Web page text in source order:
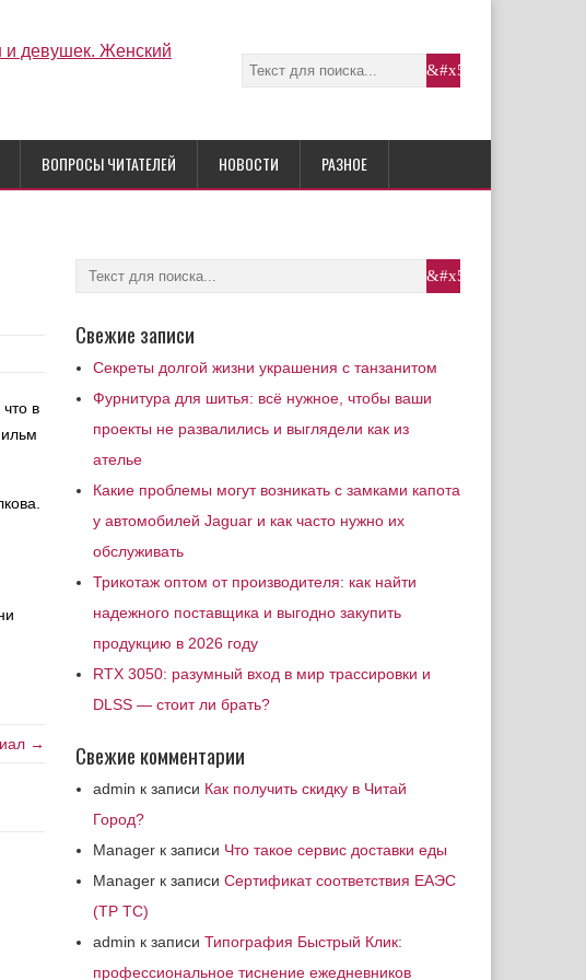
ВОПРОСЫ ЧИТАТЕЛЕЙ НОВОСТИ РАЗНОЕ
в
→
Свежие записи
Секреты долгой жизни украшения с танзанитом
Фурнитура для шитья: всё нужное, чтобы ваши
проекты не развалились и выглядели как из
ателье
Какие проблемы могут возникать с замками капота
у автомобилей Jaguar и как часто нужно их
обслуживать
Трикотаж оптом от производителя: как найти
надежного поставщика и выгодно закупить
продукцию в 2026 году
RTX 3050: разумный вход в мир трассировки и
DLSS — стоит ли брать?
Свежие комментарии
admin к записи Как получить скидку в Читай
Город?
Manager к записи Что такое сервис доставки еды
Manager к записи Сертификат соответствия ЕАЭС
(ТР ТС)
admin к записи Типография Быстрый Клик:
профессиональное тиснение ежедневников